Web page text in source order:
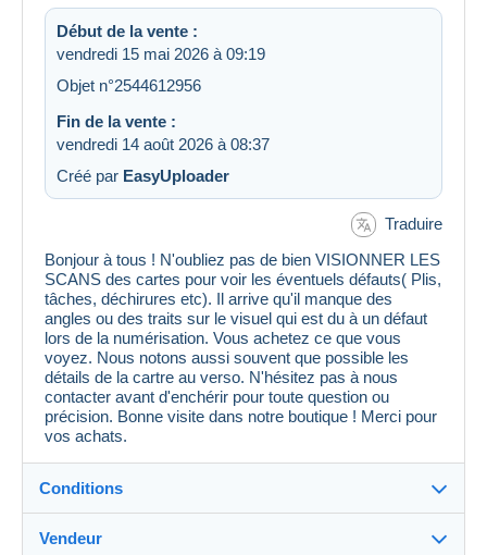
Début de la vente :
vendredi 15 mai 2026 à 09:19
Objet n°2544612956
Fin de la vente :
vendredi 14 août 2026 à 08:37
Créé par EasyUploader
Traduire
Bonjour à tous ! N'oubliez pas de bien VISIONNER LES
SCANS des cartes pour voir les éventuels défauts( Plis,
tâches, déchirures etc). Il arrive qu'il manque des
angles ou des traits sur le visuel qui est du à un défaut
lors de la numérisation. Vous achetez ce que vous
voyez. Nous notons aussi souvent que possible les
détails de la cartre au verso. N'hésitez pas à nous
contacter avant d'enchérir pour toute question ou
précision. Bonne visite dans notre boutique ! Merci pour
vos achats.
Conditions
Vendeur